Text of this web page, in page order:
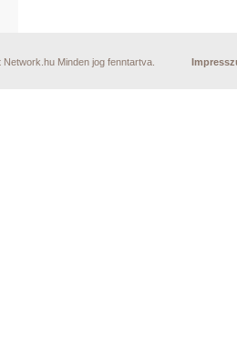
Minden jog fenntartva.